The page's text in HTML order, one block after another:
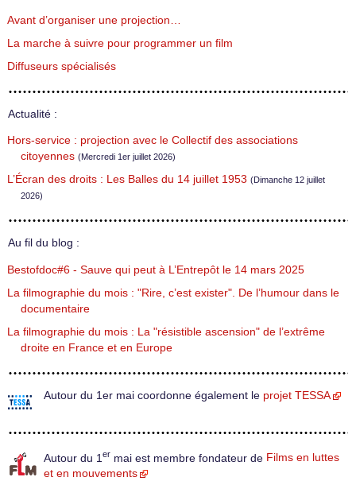
Avant d’organiser une projection…
La marche à suivre pour programmer un film
Diffuseurs spécialisés
Actualité :
Hors-service : projection avec le Collectif des associations
citoyennes (Mercredi 1er juillet 2026)
L’Écran des droits : Les Balles du 14 juillet 1953 (Dimanche 12 juillet
2026)
Au fil du blog :
Bestofdoc#6 - Sauve qui peut à L’Entrepôt le 14 mars 2025
La filmographie du mois : "Rire, c’est exister". De l’humour dans le
documentaire
La filmographie du mois : La "résistible ascension" de l’extrême
droite en France et en Europe
Autour du 1er mai coordonne également le projet TESSA
Autour du 1 er mai est membre fondateur de Films en luttes
et en mouvements